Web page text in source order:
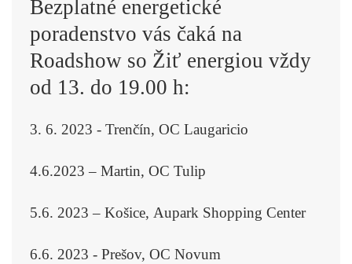
Bezplatné energetické
poradenstvo vás čaká na
Roadshow so Žiť energiou vždy
od 13. do 19.00 h:
3. 6. 2023 - Trenčín, OC Laugaricio
4.6.2023 – Martin, OC Tulip
5.6. 2023 – Košice, Aupark Shopping Center
6.6. 2023 - Prešov, OC Novum